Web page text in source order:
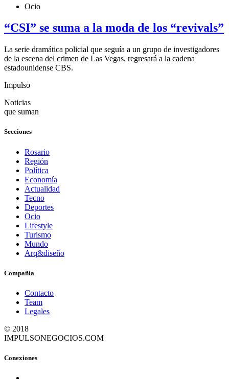
Ocio
“CSI” se suma a la moda de los “revivals”
La serie dramática policial que seguía a un grupo de investigadores
de la escena del crimen de Las Vegas, regresará a la cadena
estadounidense CBS.
Impulso
Noticias
que suman
Secciones
Rosario
Región
Política
Economía
Actualidad
Tecno
Deportes
Ocio
Lifestyle
Turismo
Mundo
Arq&diseño
Compañía
Contacto
Team
Legales
© 2018
IMPULSONEGOCIOS.COM
Conexiones